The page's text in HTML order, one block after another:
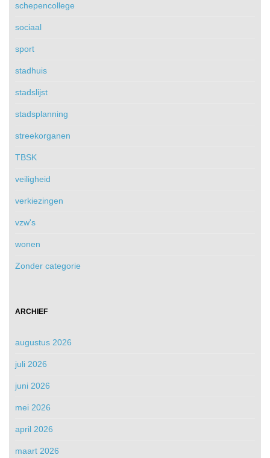
schepencollege
sociaal
sport
stadhuis
stadslijst
stadsplanning
streekorganen
TBSK
veiligheid
verkiezingen
vzw's
wonen
Zonder categorie
ARCHIEF
augustus 2026
juli 2026
juni 2026
mei 2026
april 2026
maart 2026